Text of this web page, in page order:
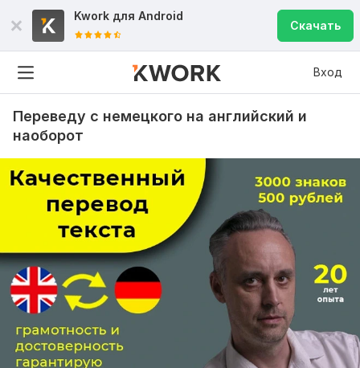
Kwork для Android
Скачать
Вход
Переведу с немецкого на английский и
наоборот